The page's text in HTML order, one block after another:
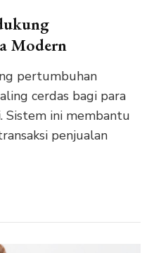
Modern
pertumbuhan
cerdas bagi para
Sistem ini membantu
penjualan